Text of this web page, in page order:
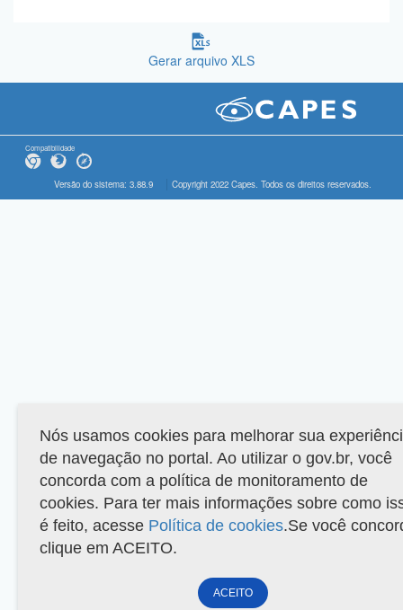
Gerar arquivo XLS
Compatibilidade
Versão do sistema: 3.88.9 Copyright 2022 Capes. Todos os direitos reservados.
Nós usamos cookies para melhorar sua
de navegação no portal. Ao utilizar o gov.br, você
concorda com a política de monitoramento de
cookies. Para ter mais informações sobre como
é feito, acesse Política de cookies.Se você
clique em ACEITO.
ACEITO